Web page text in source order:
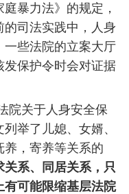
暴力法》的规定，
司法实践中，人身
些法院的立案大厅
保护令时会对证据
院关于人身安全保
举了儿媳、女婿、
，寄养等关系的
系、同居关系，只
有可能限缩基层法院